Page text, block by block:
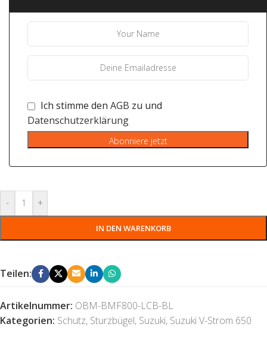
Ich stimme den AGB zu und
Datenschutzerklärung
Abonniere jetzt
- +
IN DEN WARENKORB
Teilen:
Artikelnummer: OBM-BMF800-LCB-BL
Kategorien: Schutz, Sturzbügel, Suzuki, Suzuki V-Strom 650